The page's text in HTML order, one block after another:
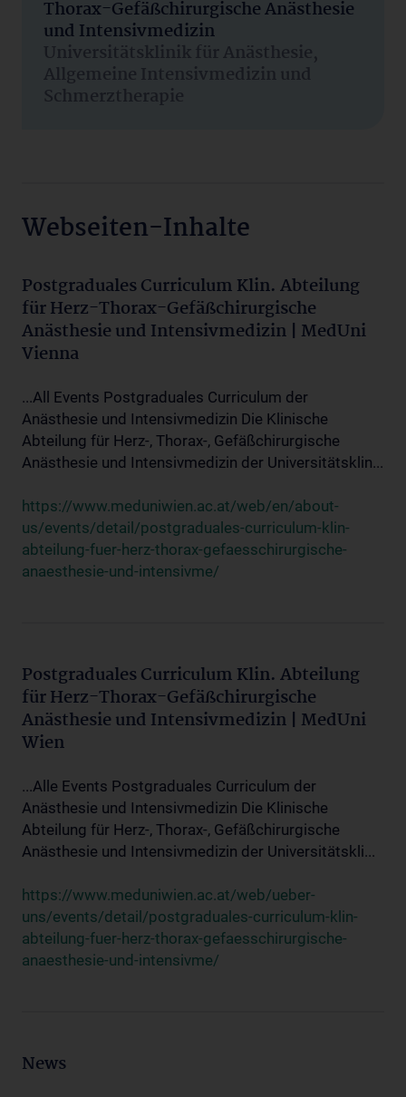
Thorax-Gefäßchirurgische Anästhesie
und Intensivmedizin
Universitätsklinik für Anästhesie,
Allgemeine Intensivmedizin und
Schmerztherapie
Webseiten-Inhalte
Postgraduales Curriculum Klin. Abteilung
für Herz-Thorax-Gefäßchirurgische
Anästhesie und Intensivmedizin | MedUni
Vienna
...All Events Postgraduales Curriculum der
Anästhesie und Intensivmedizin Die Klinische
Abteilung für Herz-, Thorax-, Gefäßchirurgische
Anästhesie und Intensivmedizin der Universitätsklin...
https://www.meduniwien.ac.at/web/en/about-
us/events/detail/postgraduales-curriculum-klin-
abteilung-fuer-herz-thorax-gefaesschirurgische-
anaesthesie-und-intensivme/
Postgraduales Curriculum Klin. Abteilung
für Herz-Thorax-Gefäßchirurgische
Anästhesie und Intensivmedizin | MedUni
Wien
...Alle Events Postgraduales Curriculum der
Anästhesie und Intensivmedizin Die Klinische
Abteilung für Herz-, Thorax-, Gefäßchirurgische
Anästhesie und Intensivmedizin der Universitätskli...
https://www.meduniwien.ac.at/web/ueber-
uns/events/detail/postgraduales-curriculum-klin-
abteilung-fuer-herz-thorax-gefaesschirurgische-
anaesthesie-und-intensivme/
News